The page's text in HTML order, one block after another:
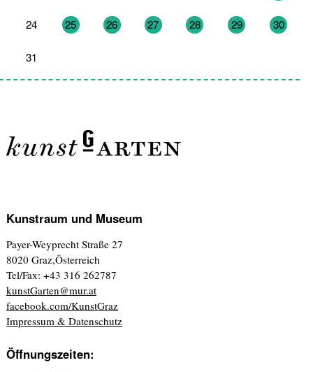
24 25 26 27 28 29 30
31
Kunstraum und Museum
Payer-Weyprecht Straße 27
8020 Graz,Österreich
Tel/Fax: +43 316 262787
kunstGarten@mur.at
facebook.com/KunstGraz
Impressum & Datenschutz
Öffnungszeiten: